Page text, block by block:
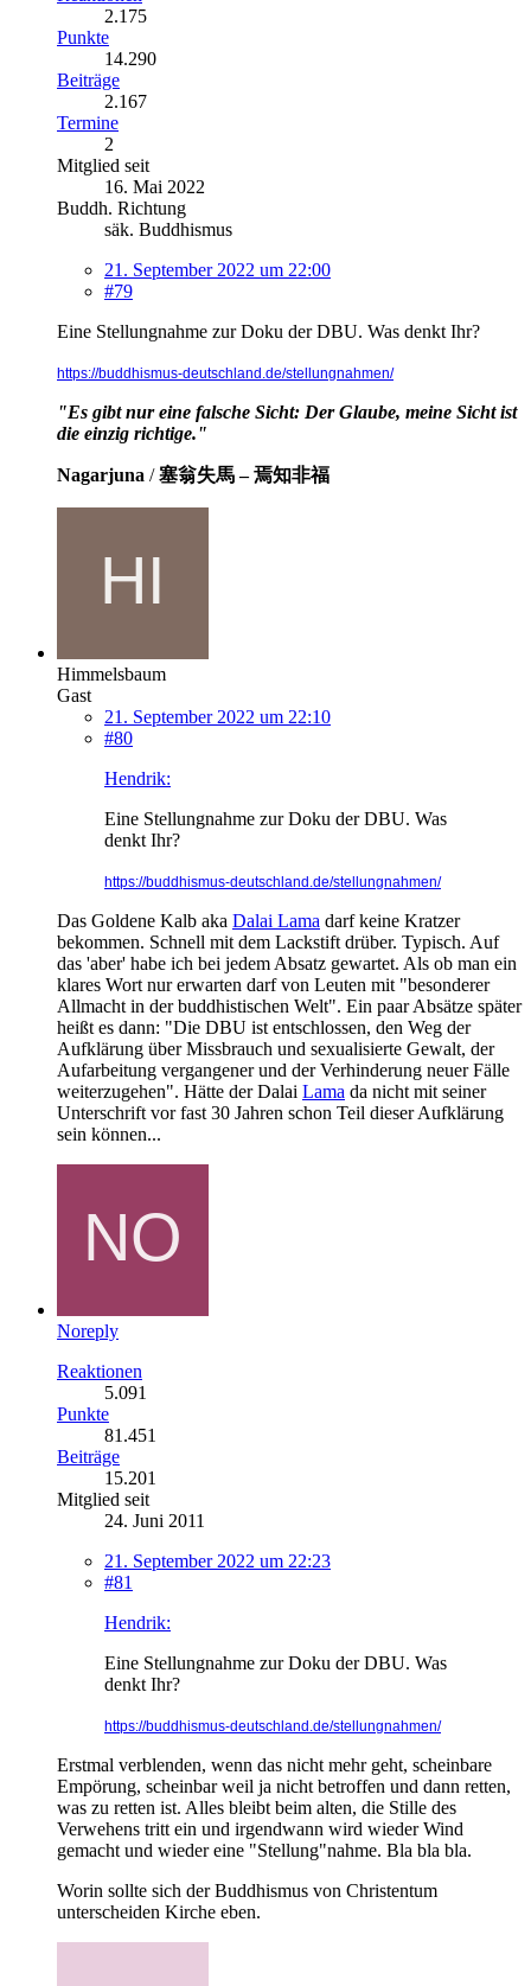
2.175
Punkte
14.290
Beiträge
2.167
Termine
2
Mitglied seit
16. Mai 2022
Buddh. Richtung
säk. Buddhismus
21. September 2022 um 22:00
#79
Eine Stellungnahme zur Doku der DBU. Was denkt Ihr?
https://buddhismus-deutschland.de/stellungnahmen/
"Es gibt nur eine falsche Sicht: Der Glaube, meine Sicht ist
die einzig richtige."
Nagarjuna /塞翁失馬 – 焉知非福
Himmelsbaum
Gast
21. September 2022 um 22:10
#80
Hendrik:
Eine Stellungnahme zur Doku der DBU. Was
denkt Ihr?
https://buddhismus-deutschland.de/stellungnahmen/
Das Goldene Kalb aka Dalai Lama darf keine Kratzer
bekommen. Schnell mit dem Lackstift drüber. Typisch. Auf
das 'aber' habe ich bei jedem Absatz gewartet. Als ob man ein
klares Wort nur erwarten darf von Leuten mit "besonderer
Allmacht in der buddhistischen Welt". Ein paar Absätze später
heißt es dann: "Die DBU ist entschlossen, den Weg der
Aufklärung über Missbrauch und sexualisierte Gewalt, der
Aufarbeitung vergangener und der Verhinderung neuer Fälle
weiterzugehen". Hätte der Dalai Lama da nicht mit seiner
Unterschrift vor fast 30 Jahren schon Teil dieser Aufklärung
sein können...
Noreply
Reaktionen
5.091
Punkte
81.451
Beiträge
15.201
Mitglied seit
24. Juni 2011
21. September 2022 um 22:23
#81
Hendrik:
Eine Stellungnahme zur Doku der DBU. Was
denkt Ihr?
https://buddhismus-deutschland.de/stellungnahmen/
Erstmal verblenden, wenn das nicht mehr geht, scheinbare
Empörung, scheinbar weil ja nicht betroffen und dann retten,
was zu retten ist. Alles bleibt beim alten, die Stille des
Verwehens tritt ein und irgendwann wird wieder Wind
gemacht und wieder eine "Stellung"nahme. Bla bla bla.
Worin sollte sich der Buddhismus von Christentum
unterscheiden Kirche eben.